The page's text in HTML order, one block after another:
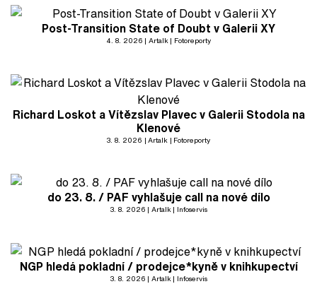
Post-Transition State of Doubt v Galerii XY
4. 8. 2026 Artalk Fotoreporty
Richard Loskot a Vítězslav Plavec v Galerii Stodola na
Klenové
3. 8. 2026 Artalk Fotoreporty
do 23. 8. / PAF vyhlašuje call na nové dílo
3. 8. 2026 Artalk Infoservis
NGP hledá pokladní / prodejce*kyně v knihkupectví
3. 8. 2026 Artalk Infoservis